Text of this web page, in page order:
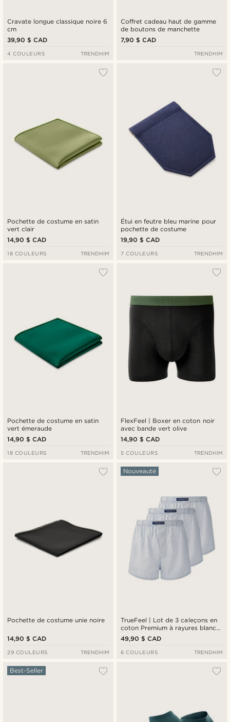
Cravate longue classique noire 6
cm
39,90 $ CAD
4 COULEURS TRENDHIM
Coffret cadeau haut de gamme
de boutons de manchette
7,90 $ CAD
TRENDHIM
Pochette de costume en satin
vert clair
14,90 $ CAD
18 COULEURS TRENDHIM
Étui en feutre bleu marine pour
pochette de costume
19,90 $ CAD
7 COULEURS TRENDHIM
Pochette de costume en satin
vert émeraude
14,90 $ CAD
18 COULEURS TRENDHIM
FlexFeel | Boxer en coton noir
avec bande vert olive
14,90 $ CAD
5 COULEURS TRENDHIM
Pochette de costume unie noire
14,90 $ CAD
29 COULEURS TRENDHIM
TrueFeel | Lot de 3 caleçons en
coton Premium à rayures blanc &
bleu, coupe ample
Nouveauté
49,90 $ CAD
6 COULEURS TRENDHIM
Best-Seller